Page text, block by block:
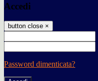
Accedi
button close ×
Password dimenticata?